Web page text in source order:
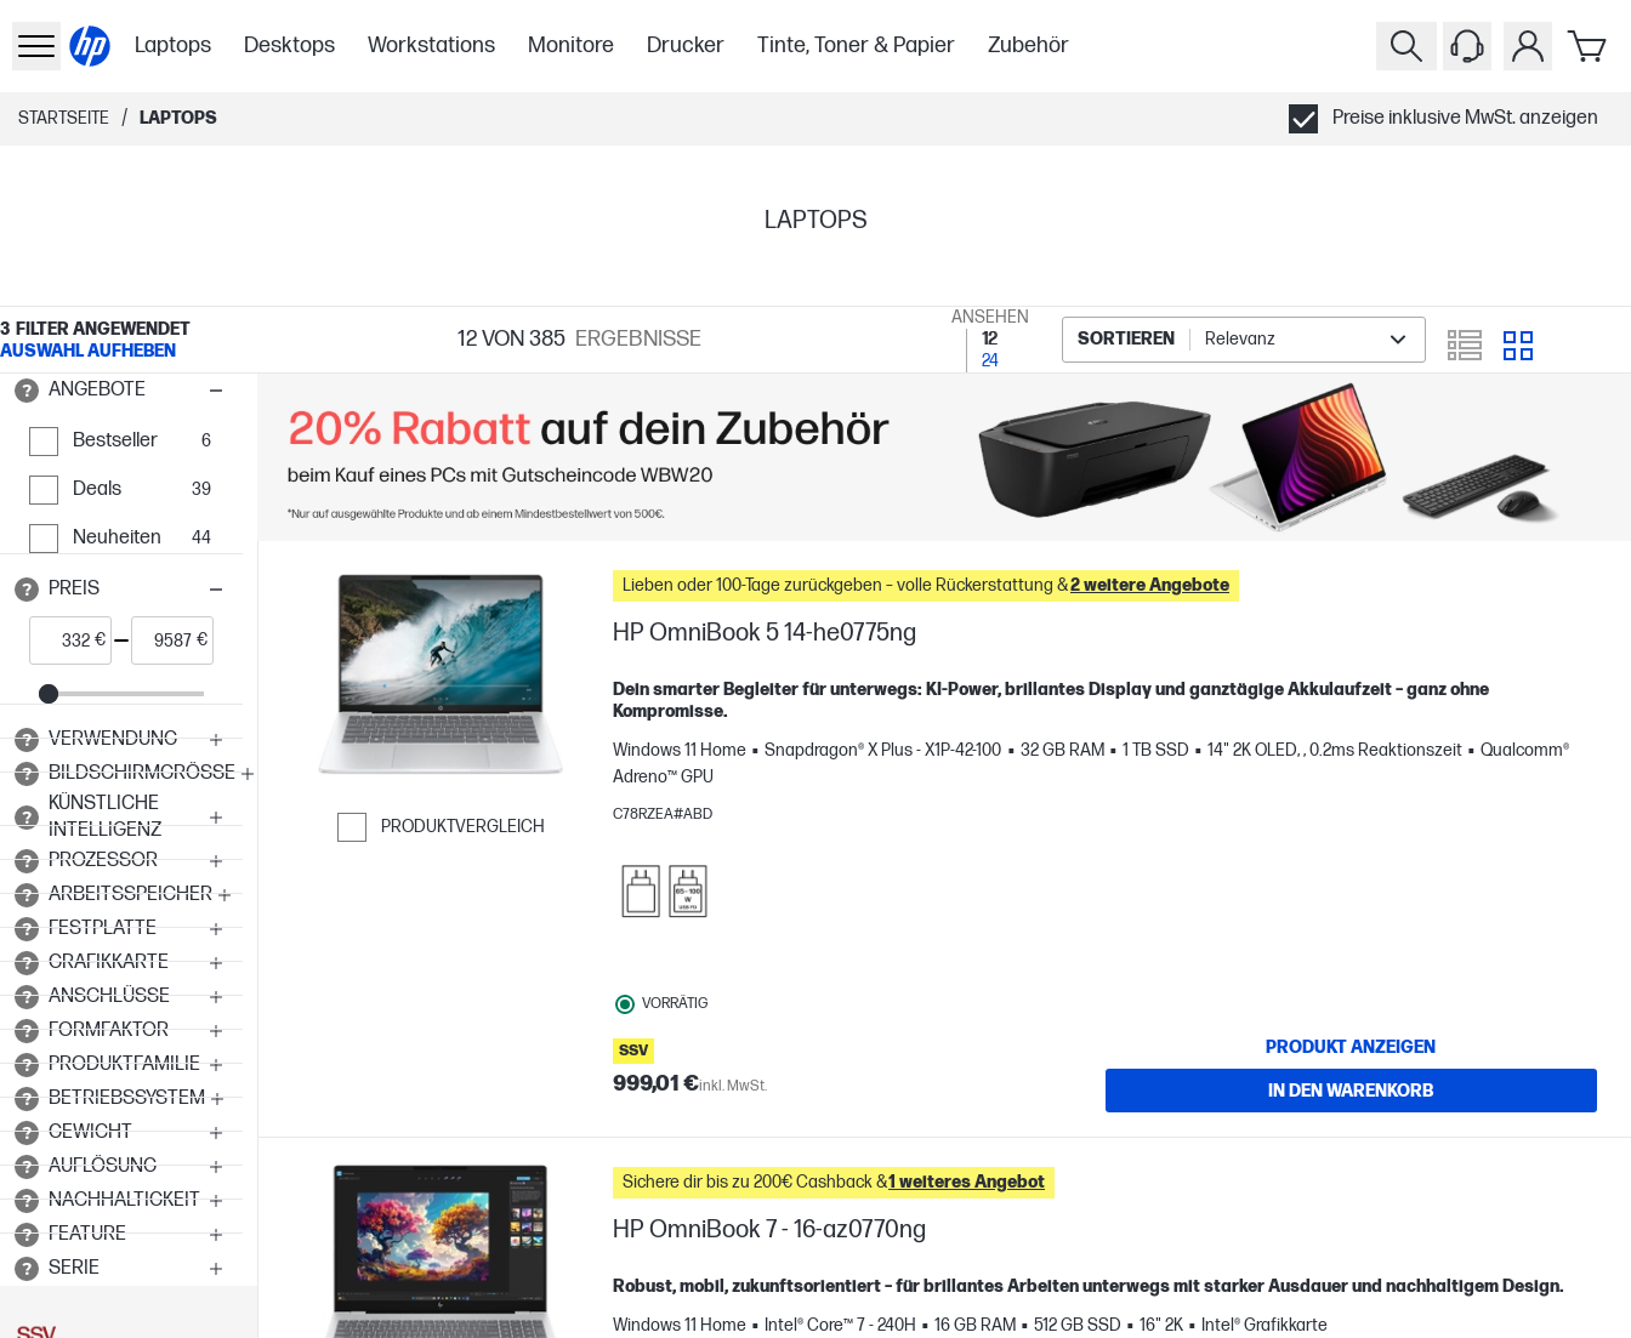
Laptops Desktops Workstations Monitore Drucker Tinte, Toner & Papier Zubehör
STARTSEITE / LAPTOPS Preise inklusive MwSt. anzeigen
LAPTOPS
3 FILTER ANGEWENDET
AUSWAHL AUFHEBEN
12VON 385 ERGEBNISSE
ANSEHEN
12
24
SORTIEREN Relevanz
ANGEBOTE
Bestseller 6
Deals 39
Neuheiten 44
PREIS
€ €
VERWENDUNG
BILDSCHIRMGRÖSSE
KÜNSTLICHE
INTELLIGENZ
PROZESSOR
ARBEITSSPEICHER
FESTPLATTE
GRAFIKKARTE
ANSCHLÜSSE
FORMFAKTOR
PRODUKTFAMILIE
BETRIEBSSYSTEM
GEWICHT
AUFLÖSUNG
NACHHALTIGKEIT
FEATURE
SERIE
PRODUKTVERGLEICH
Lieben oder 100-Tage zurückgeben – volle Rückerstattung &2 weitere Angebote
HP OmniBook 5 14-he0775ng
Dein smarter Begleiter für unterwegs: KI-Power, brillantes Display und ganztägige Akkulaufzeit – ganz ohne
Kompromisse.
Windows 11 Home
Snapdragon® X Plus - X1P-42-100 32 GB RAM 1 TB SSD 14" 2K OLED, , 0.2ms Reaktionszeit
Qualcomm®
Adreno™ GPU
C78RZEA#ABD
VORRÄTIG
SSV
999,01 €inkl. MwSt.
PRODUKT ANZEIGEN
IN DEN WARENKORB
Sichere dir bis zu 200€ Cashback &1 weiteres Angebot
HP OmniBook 7 - 16-az0770ng
Robust, mobil, zukunftsorientiert – für brillantes Arbeiten unterwegs mit starker Ausdauer und nachhaltigem Design.
Windows 11 Home
Intel® Core™ 7 - 240H 16 GB RAM 512 GB SSD 16" 2K Intel® Grafikkarte